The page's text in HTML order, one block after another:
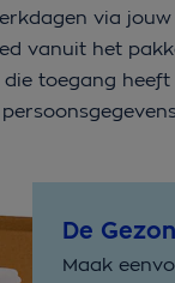
via
vanuit het
toegang
De
Maak